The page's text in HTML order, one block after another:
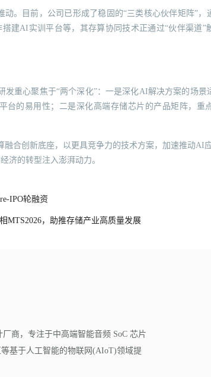
。目前，公司已形成了稳固的“三类核心伙伴矩阵”，
建AI实训平台等，其存算协同技术正通过“伙伴渠道”
发重心聚焦于“两个深化”：一是深化AI解决方案的场景
台的易用性；二是深化高端存储芯片的产品矩阵，重
合创新底座，以更具竞争力的技术方案，加速推动AI
济的转型注入澎湃动力。
IPO轮融资
MTS2026，助推存储产业高质量发展
商，专注于中高端智能音频 SoC 芯片
基于人工智能的物联网(AIoT)领域提